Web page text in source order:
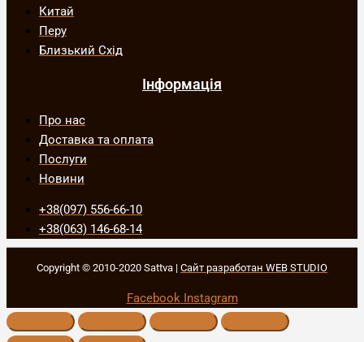
Китай
Перу
Близький Схід
Інформація
Про нас
Доставка та оплата
Послуги
Новини
+38(097) 556-66-10
+38(063) 146-68-14
Copyright © 2010-2020 Sattva | Сайт разработан WEB STUDIO
Facebook Instagram